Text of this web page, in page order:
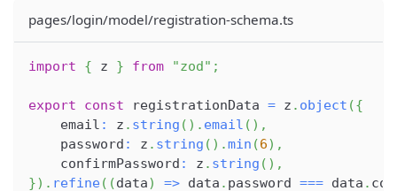
pages/login/model/registration-schema.ts
import { z } from "zod" ;
export const registrationData = z . object ({
    email
: z . string ( ) . email ( ) ,
    password
: z . string ( ) .min (6) ,
    confirmPassword
: z . string ( ) ,
}) . refine( (data) => data . password === data .